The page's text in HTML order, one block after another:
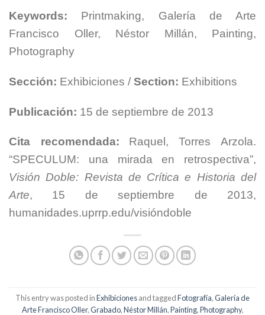
Keywords: Printmaking, Galería de Arte
Francisco Oller, Néstor Millán, Painting,
Photography
Sección: Exhibiciones / Section: Exhibitions
Publicación: 15 de septiembre de 2013
Cita recomendada:
Raquel, Torres Arzola.
“SPECULUM: una mirada en retrospectiva”,
Visión Doble: Revista de Crítica e Historia del
Arte, 15 de septiembre de 2013,
humanidades.uprrp.edu/visióndoble
This entry was posted inExhibicionesand taggedFotografía,Galería de
Arte Francisco Oller,Grabado,Néstor Millán,Painting,Photography,